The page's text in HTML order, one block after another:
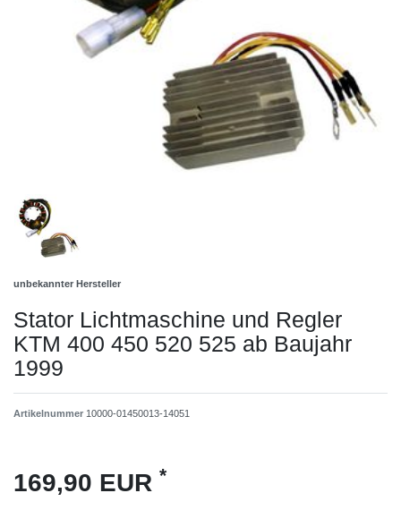
unbekannter Hersteller
Stator Lichtmaschine und Regler
KTM 400 450 520 525 ab Baujahr
1999
Artikelnummer 10000-01450013-14051
169,90 EUR *